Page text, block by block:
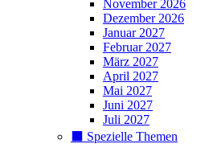
November 2026
Dezember 2026
Januar 2027
Februar 2027
März 2027
April 2027
Mai 2027
Juni 2027
Juli 2027
⬛️ Spezielle Themen